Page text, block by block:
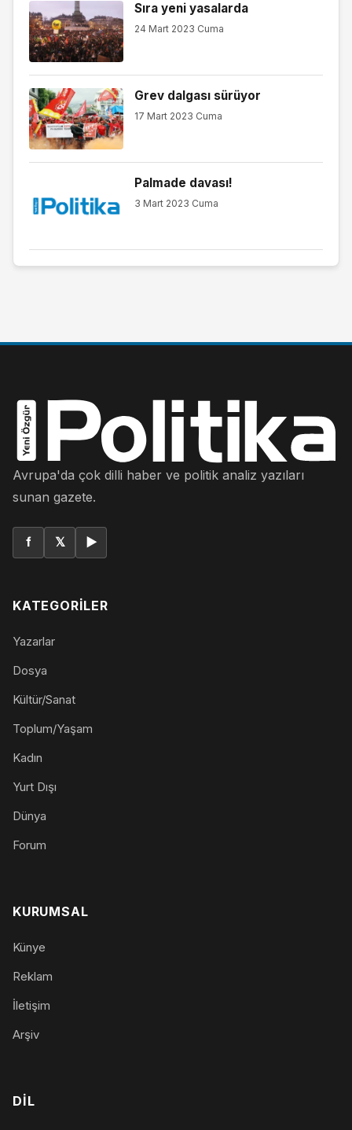
Sıra yeni yasalarda
24 Mart 2023 Cuma
Grev dalgası sürüyor
17 Mart 2023 Cuma
Palmade davası!
3 Mart 2023 Cuma
Avrupa'da çok dilli haber ve politik analiz yazıları
sunan gazete.
f 𝕏 ▶
KATEGORILER
Yazarlar
Dosya
Kültür/Sanat
Toplum/Yaşam
Kadın
Yurt Dışı
Dünya
Forum
KURUMSAL
Künye
Reklam
İletişim
Arşiv
DIL